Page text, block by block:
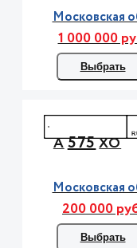
Московская
1 000 000
Выбрать
А575ХО
Московская
200 000
Выбрать